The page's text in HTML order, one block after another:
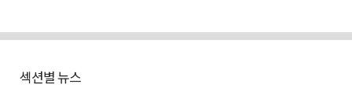
섹션별 뉴스